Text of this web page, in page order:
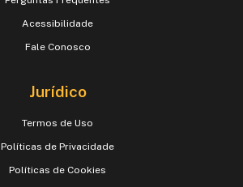
Acessibilidade
Fale Conosco
Jurídico
Termos de Uso
Políticas de Privacidade
Políticas de Cookies